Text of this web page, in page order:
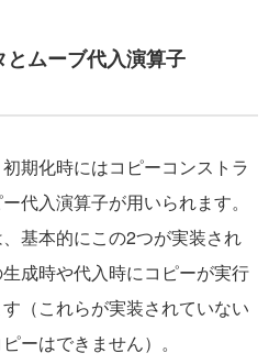
ムーブ代入演算子
期化時にはコピーコンストラ
代入演算子が用いられます。
基本的にこの2つが実装され
成時や代入時にコピーが実行
（これらが実装されていない
ーはできません）。